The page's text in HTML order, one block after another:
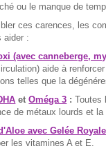
ou le manque de
ces carences, les
aider :
(avec canneberge,
aide à
telles que la
etOméga 3 : Toutes
de métaux lourds et la
avec Gelée
les vitamines A et E.